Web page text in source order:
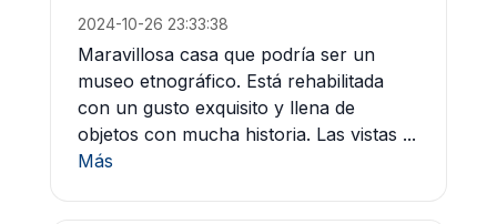
2024-10-26 23:33:38
Maravillosa casa que podría ser un
museo etnográfico. Está rehabilitada
con un gusto exquisito y llena de
objetos con mucha historia. Las vistas ...
Más